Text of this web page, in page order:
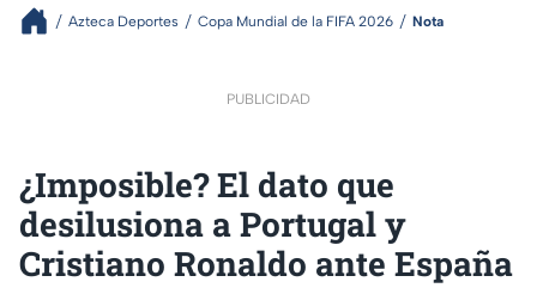
Azteca Deportes Copa Mundial de la FIFA 2026 Nota
PUBLICIDAD
¿Imposible? El dato que
desilusiona a Portugal y
Cristiano Ronaldo ante España